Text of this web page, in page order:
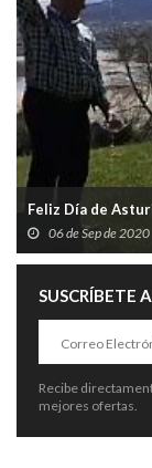
Feliz Día de
06 de Sep de 2020
SUSCRÍBETE
Recibe
mejores ofertas.